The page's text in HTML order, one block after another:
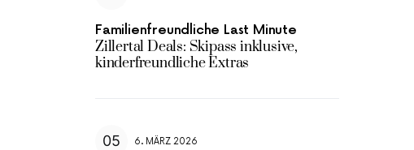
Familienfreundliche Last Minute
Zillertal Deals: Skipass inklusive,
kinderfreundliche Extras
6. MÄRZ 2026